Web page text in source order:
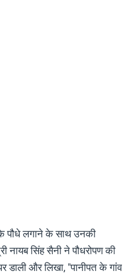
पौधे लगाने के साथ उनकी
नायब सिंह सैनी ने पौधरोपण की
डाली और लिखा, "पानीपत के गांव